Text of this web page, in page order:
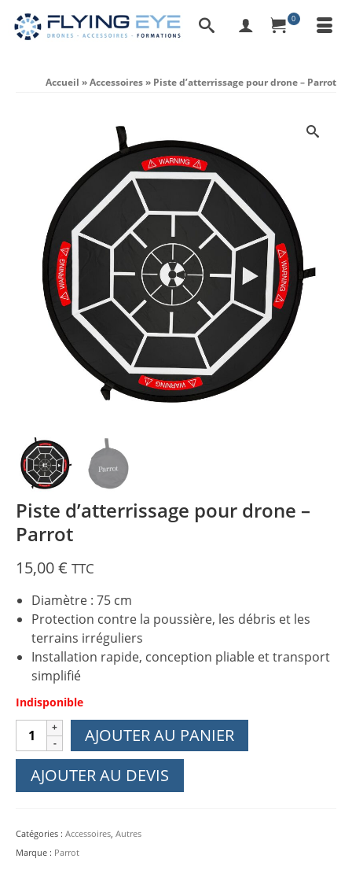
0
Accueil »Accessoires» Piste d’atterrissage pour drone – Parrot
Piste d’atterrissage pour drone –
Parrot
15,00€ TTC
Diamètre : 75 cm
Protection contre la poussière, les débris et les
terrains irréguliers
Installation rapide, conception pliable et transport
simplifié
Indisponible
quantité
de
Piste
d'atterrissage
-
Parrot
AJOUTER AU PANIER
AJOUTER AU DEVIS
Catégories : Accessoires Autres
Marque : Parrot